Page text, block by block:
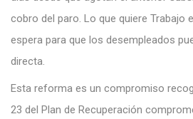
cobro del paro. Lo que quiere Trabajo
espera para que los desempleados
directa.
Esta reforma es un compromiso
23 del Plan de Recuperación